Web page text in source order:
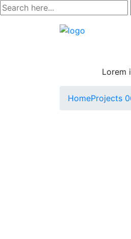
Lorem
HomeProjects